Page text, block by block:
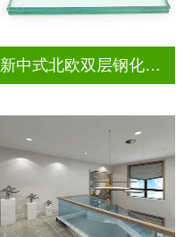
新中式北欧双层钢化夹胶